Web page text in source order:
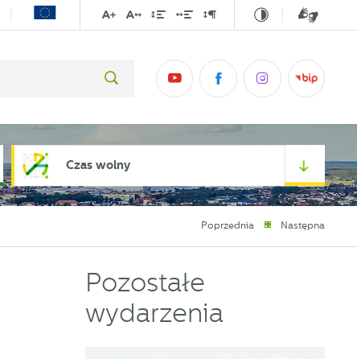
Czas wolny
Poprzednia Następna
Pozostałe
wydarzenia